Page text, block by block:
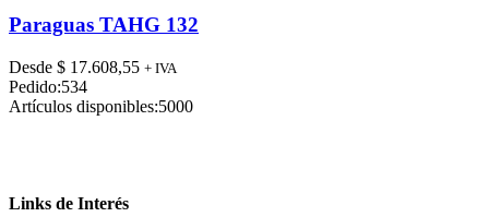
tiene
variantes.
opciones
Paraguas TAHG 132
Desde $ 17.608,55 + IVA
Pedido:534
Artículos disponibles:5000
Links de Interés